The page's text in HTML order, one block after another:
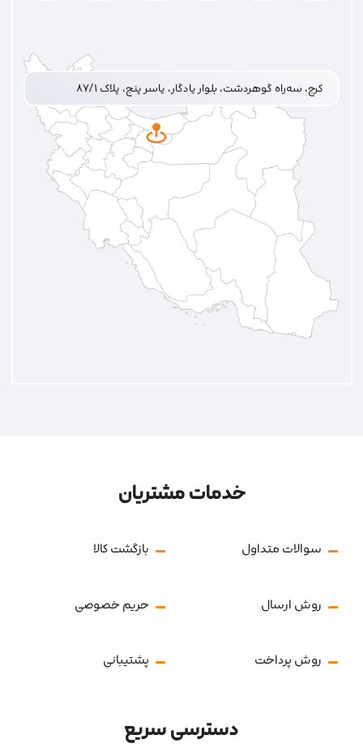
کرج، سه‌راه گوهردشت، بلوار یادگار، یاسر پنج، پلاک ۸۷/۱
خدمات مشتریان
سوالات متداول بازگشت کالا
روش ارسال حریم خصوصی
روش پرداخت پشتیبانی
دسترسی سریع